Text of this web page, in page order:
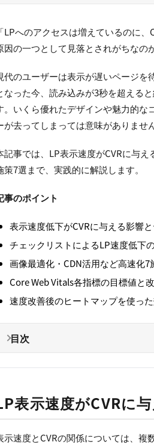
「LPへのアクセスは増えているのに
因の一つとして見落とされがちなの
代のユーザーは表示が遅いページを
なった今、読み込みが3秒を超える
。いくら優れたデザインや魅力的な
が去ってしまっては意味がありません
記事では、LP表示速度がCVRに与
策7選まで、実践的に解説します。
事のポイント
表示速度低下がCVRに与える影響
チェックリストによるLP速度低下
画像最適化・CDN活用など高速化7
Core Web Vitals各指標の目標値と
速度改善後のヒートマップを使っ
目次
表示速度がCVRに
示速度とCVRの関係については、